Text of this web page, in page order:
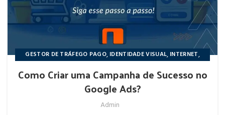
GESTOR DE TRÁFEGO PAGO, IDENTIDADE VISUAL, INTERNET,
Como Criar uma Campanha de Sucesso no
Google Ads?
Admin